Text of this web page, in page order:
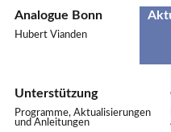
Analogue Bonn
Hubert Vianden
Unterstützung
Programme, Aktualisierungen
und Anleitungen